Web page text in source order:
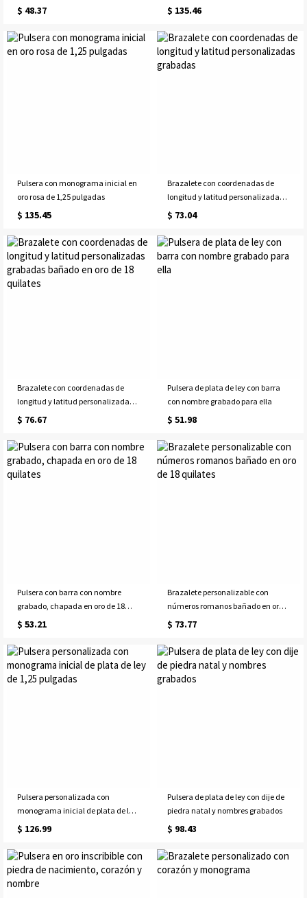
él/ella
$ 48.37
1,25 pulgadas
$ 135.46
Pulsera con monograma inicial en
oro rosa de 1,25 pulgadas
$ 135.45
Brazalete con coordenadas de
longitud y latitud personalizadas
grabadas
$ 73.04
Brazalete con coordenadas de
longitud y latitud personalizadas
grabadas bañado en oro de 18
$ 76.67
Pulsera de plata de ley con barra
con nombre grabado para ella
$ 51.98
Pulsera con barra con nombre
grabado, chapada en oro de 18
quilates
$ 53.21
Brazalete personalizable con
números romanos bañado en oro
de 18 quilates
$ 73.77
Pulsera personalizada con
monograma inicial de plata de ley
de 1,25 pulgadas
$ 126.99
Pulsera de plata de ley con dije de
piedra natal y nombres grabados
$ 98.43